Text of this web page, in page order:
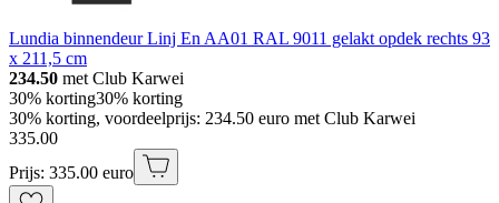
Lundia binnendeur Linj En AA01 RAL 9011 gelakt opdek rechts 93
x 211,5 cm
234.50 met Club Karwei
30% korting30% korting
30% korting, voordeelprijs: 234.50 euro met Club Karwei
335.00
Prijs: 335.00 euro